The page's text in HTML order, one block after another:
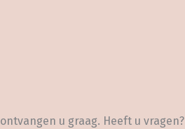
u graag. Heeft u vragen?